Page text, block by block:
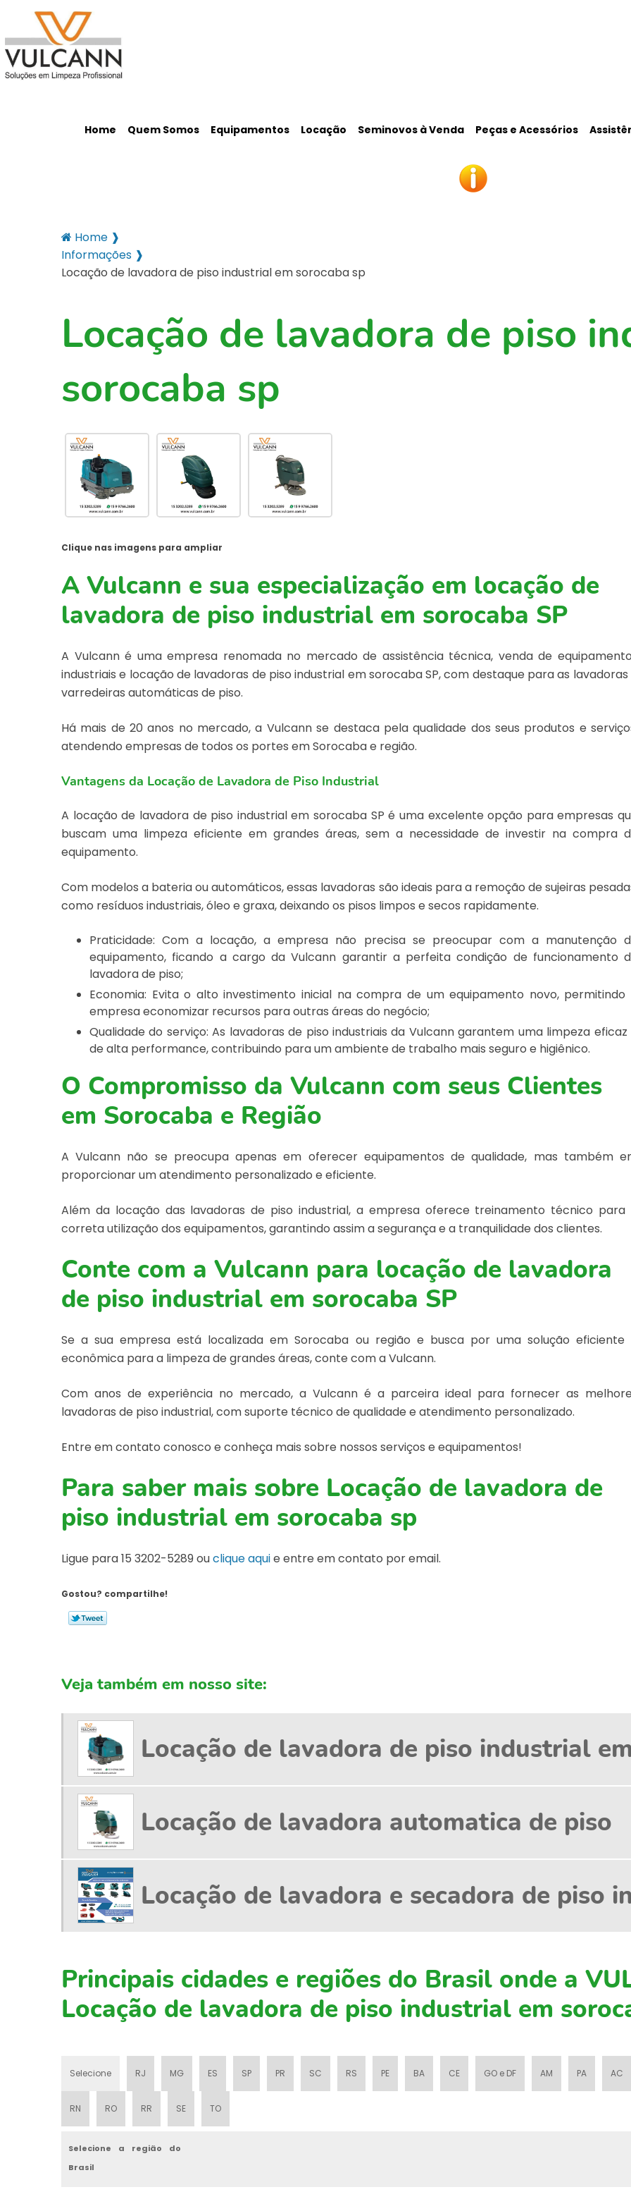
Home Quem Somos Equipamentos Locação Seminovos à Venda Peças e Acessórios
Home ❱
Informações ❱
Locação de lavadora de piso industrial em sorocaba sp
Locação de lavadora de piso
sorocaba sp
Clique nas imagens para ampliar
A Vulcann e sua especialização em locação de
lavadora de piso industrial em sorocaba SP
A Vulcann é uma empresa renomada no mercado de assistência técnica, venda de
industriais e locação de lavadoras de piso industrial em sorocaba SP, com destaque para as lavadoras
varredeiras automáticas de piso.
Há mais de 20 anos no mercado, a Vulcann se destaca pela qualidade dos seus produtos e
atendendo empresas de todos os portes em Sorocaba e região.
Vantagens da Locação de Lavadora de Piso Industrial
A locação de lavadora de piso industrial em sorocaba SP é uma excelente opção para empresas
buscam uma limpeza eficiente em grandes áreas, sem a necessidade de investir na compra
equipamento.
Com modelos a bateria ou automáticos, essas lavadoras são ideais para a remoção de sujeiras
como resíduos industriais, óleo e graxa, deixando os pisos limpos e secos rapidamente.
Praticidade: Com a locação, a empresa não precisa se preocupar com a manutenção
equipamento, ficando a cargo da Vulcann garantir a perfeita condição de funcionamento
lavadora de piso;
Economia: Evita o alto investimento inicial na compra de um equipamento novo, permitindo
empresa economizar recursos para outras áreas do negócio;
Qualidade do serviço: As lavadoras de piso industriais da Vulcann garantem uma limpeza eficaz
de alta performance, contribuindo para um ambiente de trabalho mais seguro e higiênico.
O Compromisso da Vulcann com seus Clientes
em Sorocaba e Região
A Vulcann não se preocupa apenas em oferecer equipamentos de qualidade, mas também
proporcionar um atendimento personalizado e eficiente.
Além da locação das lavadoras de piso industrial, a empresa oferece treinamento técnico para
correta utilização dos equipamentos, garantindo assim a segurança e a tranquilidade dos clientes.
Conte com a Vulcann para locação de lavadora
de piso industrial em sorocaba SP
Se a sua empresa está localizada em Sorocaba ou região e busca por uma solução eficiente
econômica para a limpeza de grandes áreas, conte com a Vulcann.
Com anos de experiência no mercado, a Vulcann é a parceira ideal para fornecer as
lavadoras de piso industrial, com suporte técnico de qualidade e atendimento personalizado.
Entre em contato conosco e conheça mais sobre nossos serviços e equipamentos!
Para saber mais sobre Locação de lavadora de
piso industrial em sorocaba sp
Ligue para15 3202-5289 ouclique aquie entre em contato por email.
Gostou? compartilhe!
Veja também em nosso site:
Locação de lavadora de piso industrial
Locação de lavadora automatica de piso
Locação de lavadora e secadora de piso
Principais cidades e regiões do Brasil onde a
Locação de lavadora de piso industrial em
Selecione RJ MG ES SP PR SC RS PE BA CE GO e DF AM PA AC
RN RO RR SE TO
Selecione a região do
Brasil